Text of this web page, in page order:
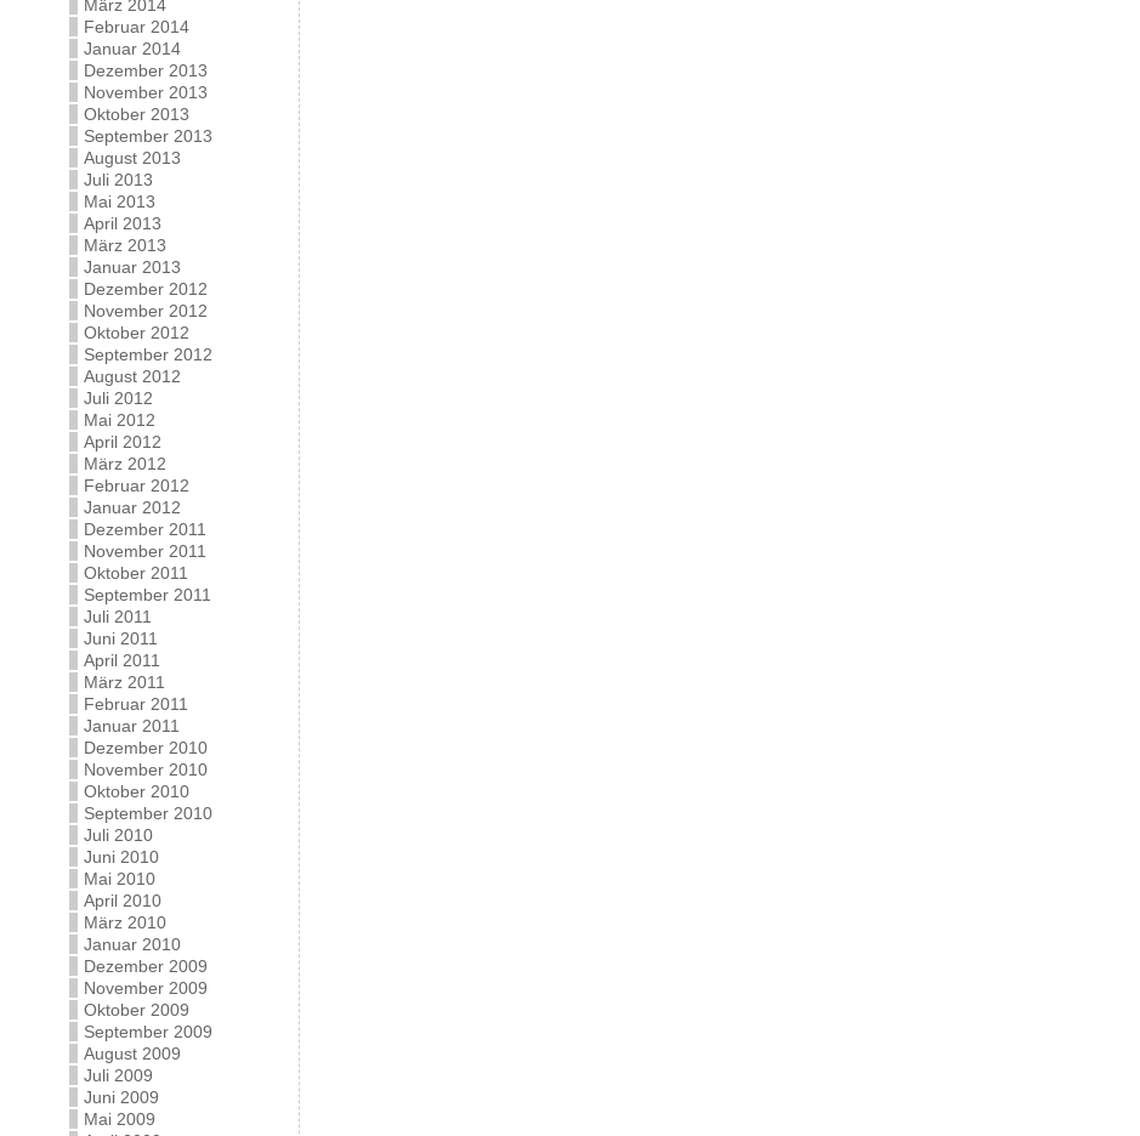
März 2014
Februar 2014
Januar 2014
Dezember 2013
November 2013
Oktober 2013
September 2013
August 2013
Juli 2013
Mai 2013
April 2013
März 2013
Januar 2013
Dezember 2012
November 2012
Oktober 2012
September 2012
August 2012
Juli 2012
Mai 2012
April 2012
März 2012
Februar 2012
Januar 2012
Dezember 2011
November 2011
Oktober 2011
September 2011
Juli 2011
Juni 2011
April 2011
März 2011
Februar 2011
Januar 2011
Dezember 2010
November 2010
Oktober 2010
September 2010
Juli 2010
Juni 2010
Mai 2010
April 2010
März 2010
Januar 2010
Dezember 2009
November 2009
Oktober 2009
September 2009
August 2009
Juli 2009
Juni 2009
Mai 2009